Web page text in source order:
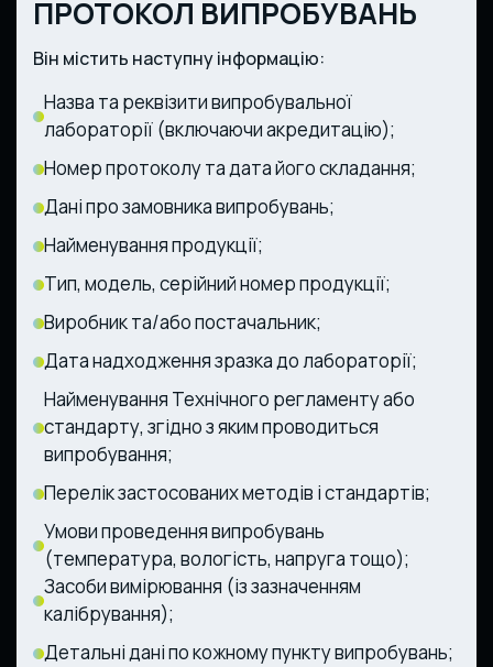
ПРОТОКОЛ ВИПРОБУВАНЬ
Він містить наступну інформацію:
Назва та реквізити випробувальної
лабораторії (включаючи акредитацію);
Номер протоколу та дата його складання;
Дані про замовника випробувань;
Найменування продукції;
Тип, модель, серійний номер продукції;
Виробник та/або постачальник;
Дата надходження зразка до лабораторії;
Найменування Технічного регламенту або
стандарту, згідно з яким проводиться
випробування;
Перелік застосованих методів і стандартів;
Умови проведення випробувань
(температура, вологість, напруга тощо);
Засоби вимірювання (із зазначенням
калібрування);
Детальні дані по кожному пункту випробувань;